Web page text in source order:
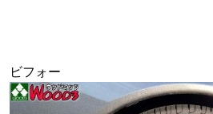
ビフォー